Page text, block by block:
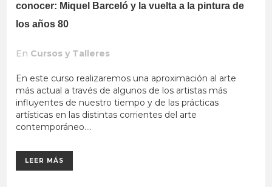
conocer: Miquel Barceló y la vuelta a la pintura de
los años 80
En Cursos y Talleres
En este curso realizaremos una aproximación al arte
más actual a través de algunos de los artistas más
influyentes de nuestro tiempo y de las prácticas
artísticas en las distintas corrientes del arte
contemporáneo....
LEER MÁS